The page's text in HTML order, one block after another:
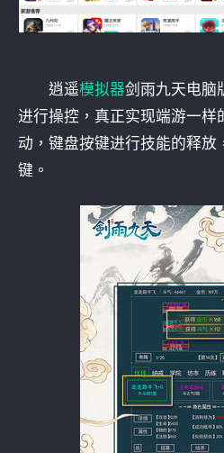
逍遥模拟器剑雨九天电脑
进行操控，真正实现端游一样
动，键盘按键进行技能的释放
键。